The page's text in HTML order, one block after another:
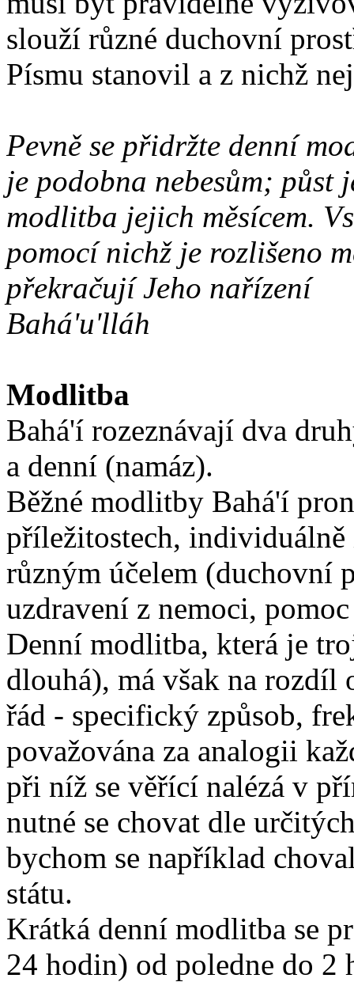
slouží různé duchovní
Písmu stanovil a z nichž
Pevně se přidržte denní
je podobna nebesům; půst
modlitba jejich měsícem.
pomocí nichž je rozlišeno
překračují Jeho nařízení
Bahá'u'lláh
Modlitba
Bahá'í rozeznávají dva
a denní (namáz).
Běžné modlitby Bahá'í
příležitostech,
různým účelem (duchovní
uzdravení z nemoci,
Denní modlitba, která je
dlouhá), má však na
řád - specifický způsob,
považována za analogii
při níž se věřící nalézá v
nutné se chovat dle
bychom se například
státu.
Krátká denní modlitba se
24 hodin) od poledne do 2